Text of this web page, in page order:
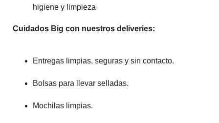
higiene y limpieza
Cuidados Big con nuestros deliveries:
Entregas limpias, seguras y sin contacto.
Bolsas para llevar selladas.
Mochilas limpias.